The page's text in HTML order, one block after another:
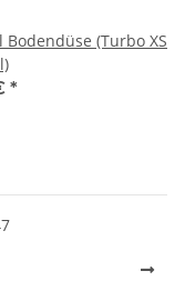
Bodendüse (Turbo XS
*